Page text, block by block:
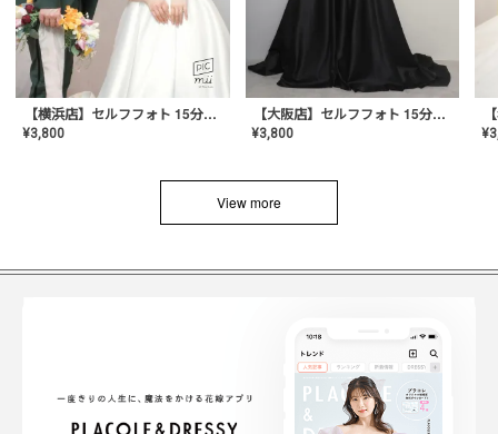
【横浜店】セルフフォト 15分撮り放題プラン
¥3,800
【大阪店】セルフフォト 15分撮り放題プラン
¥3,800 ¥
View more